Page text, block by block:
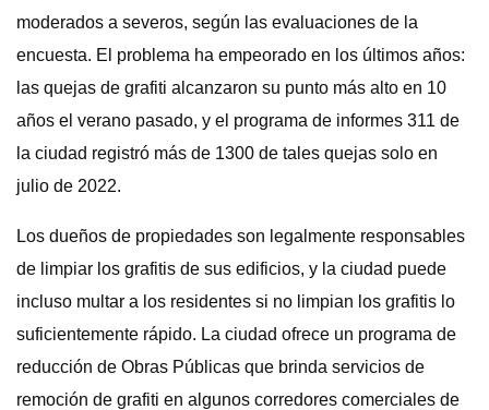
moderados a severos, según las evaluaciones de la
encuesta. El problema ha empeorado en los últimos años:
las quejas de grafiti alcanzaron su punto más alto en 10
años el verano pasado, y el programa de informes 311 de
la ciudad registró más de 1300 de tales quejas solo en
julio de 2022.
Los dueños de propiedades son legalmente responsables
de limpiar los grafitis de sus edificios, y la ciudad puede
incluso multar a los residentes si no limpian los grafitis lo
suficientemente rápido. La ciudad ofrece un programa de
reducción de Obras Públicas que brinda servicios de
remoción de grafiti en algunos corredores comerciales de